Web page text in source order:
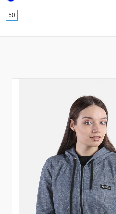
50